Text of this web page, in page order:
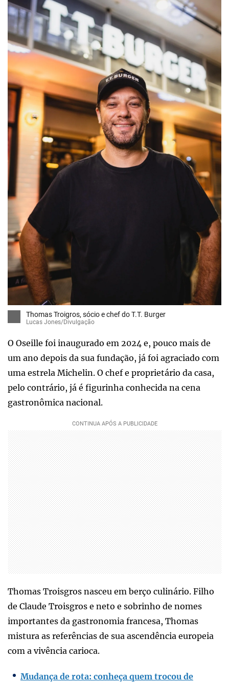
Thomas Troigros, sócio e chef do T.T. Burger
Lucas Jones/Divulgação
O Oseille foi inaugurado em 2024 e, pouco mais de
um ano depois da sua fundação, já foi agraciado com
uma estrela Michelin. O chef e proprietário da casa,
pelo contrário, já é figurinha conhecida na cena
gastronômica nacional.
Thomas Troisgros nasceu em berço culinário. Filho
de Claude Troisgros e neto e sobrinho de nomes
importantes da gastronomia francesa, Thomas
mistura as referências de sua ascendência europeia
com a vivência carioca.
Mudança de rota: conheça quem trocou de